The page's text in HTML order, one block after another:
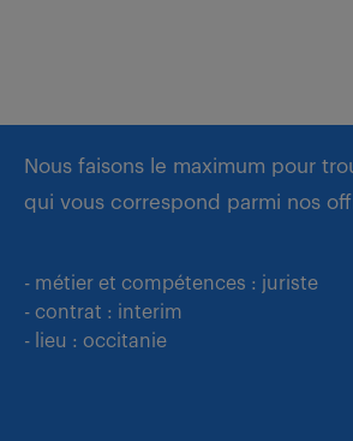
Nous faisons le maximum pour
qui vous correspond parmi nos
- métier et compétences : juriste
- contrat : interim
- lieu : occitanie